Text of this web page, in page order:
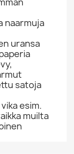
naarmuja
uransa
satoja
esim.
muilta